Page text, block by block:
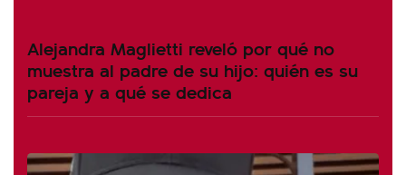
Alejandra Maglietti reveló por qué no
muestra al padre de su hijo: quién es su
pareja y a qué se dedica